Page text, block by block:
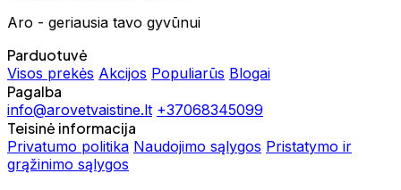
Aro - geriausia tavo gyvūnui
Parduotuvė
Visos prekės Akcijos Populiarūs Blogai
Pagalba
info@arovetvaistine.lt +37068345099
Teisinė informacija
Privatumo politika Naudojimo sąlygos Pristatymo ir
grąžinimo sąlygos